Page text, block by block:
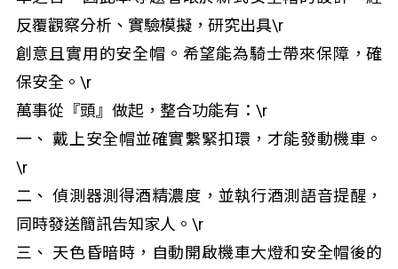
反覆觀察分析、實驗模擬，研究出具\r
創意且實用的安全帽。希望能為騎士帶來保障，確
保安全。\r
萬事從『頭』做起，整合功能有：\r
一、 戴上安全帽並確實繫緊扣環，才能發動機車。
\r
二、 偵測器測得酒精濃度，並執行酒測語音提醒，
同時發送簡訊告知家人。\r
三、 天色昏暗時，自動開啟機車大燈和安全帽後的